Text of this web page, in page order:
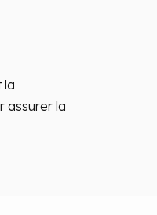
la
assurer la